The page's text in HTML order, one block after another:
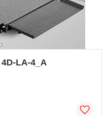
LA-4_A